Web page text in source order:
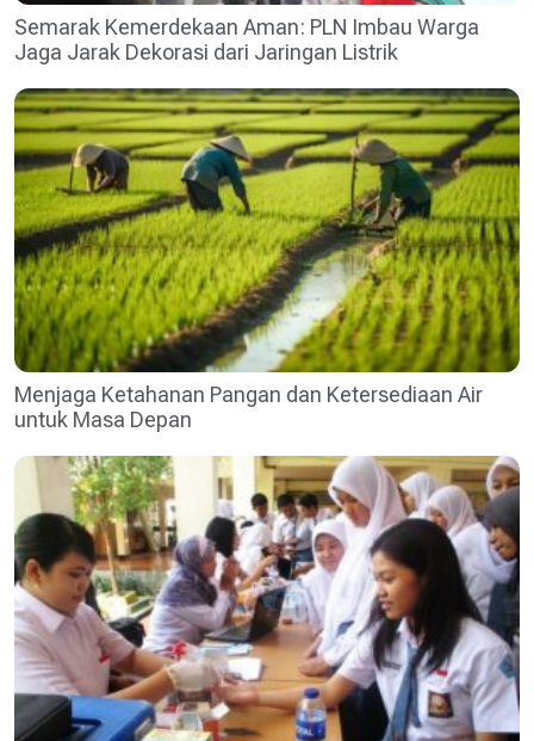
Semarak Kemerdekaan Aman: PLN Imbau Warga
Jaga Jarak Dekorasi dari Jaringan Listrik
Menjaga Ketahanan Pangan dan Ketersediaan Air
untuk Masa Depan